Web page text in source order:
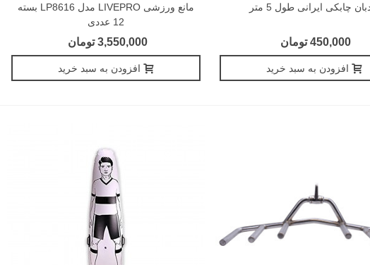
چابکی ایرانی طول 5 متر
450,000 تومان
افزودن به سبد خرید
مانع ورزشی LIVEPRO مدل LP8616 بسته
12 عددی
3,550,000 تومان
افزودن به سبد خرید